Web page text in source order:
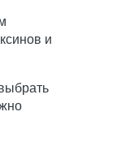
и